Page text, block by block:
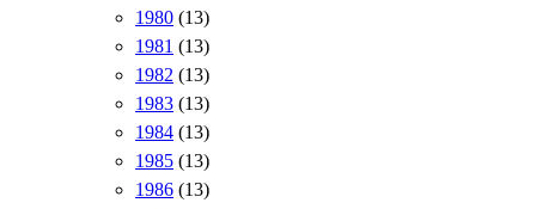
1980 (13)
1981 (13)
1982 (13)
1983 (13)
1984 (13)
1985 (13)
1986 (13)